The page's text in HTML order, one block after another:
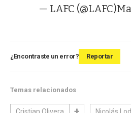
— LAFC (@LAFC)
¿Encontraste un error? Reportar
Temas relacionados